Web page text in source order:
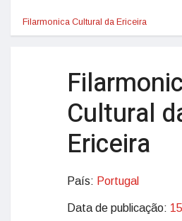
Filarmonica Cultural da Ericeira
Cultural
Ericeira
País: Portugal
Data de publicação: